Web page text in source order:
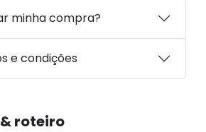
minha compra?
e condições
roteiro